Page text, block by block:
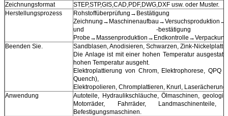
Zeichnungsformat
STEP,STP,GIS,CAD,PDF,DWG,DXF usw. oder Muster.
Herstellungsprozess
und -
Beenden Sie.
Sandblasen, Anodisieren, Schwarzen, Zink-
Die Anlage ist mit einer hohen Temperatur
hohen Temperatur ausgeht.
Elektroplattierung von Chrom, Elektrophorese, QPQ
Quench),
Elektropolieren, Chromplattieren, Knurl, Laserächerung
Anwendung
Autoteile, Hydraulikschläuche, Ölmaschinen,
Motorräder, Fahrräder, Landmaschinenteile,
Befestigungsmaschinen.